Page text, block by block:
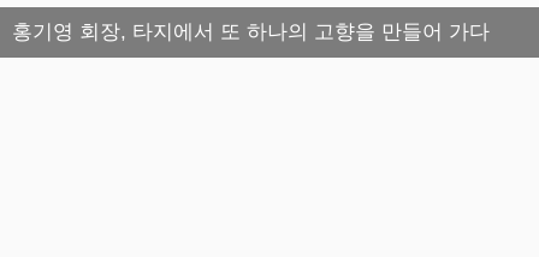
홍기영 회장, 타지에서 또 하나의 고향을 만들어 가다